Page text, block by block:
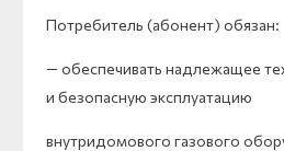
Потребитель (абонент) обязан:
— обеспечивать надлежащее
и безопасную эксплуатацию
внутридомового газового